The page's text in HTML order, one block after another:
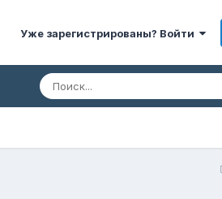
Уже зарегистрированы? Войти